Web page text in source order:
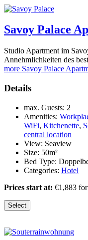
Savoy Palace
Studio Apartment im
Annehmlichkeiten des
more Savoy Palace
Details
max. Guests: 2
Amenities:
WiFi, Kitchenette,
central location
View: Seaview
Size: 50m²
Bed Type:
Categories: Hotel
Prices start at: €1,883
Select